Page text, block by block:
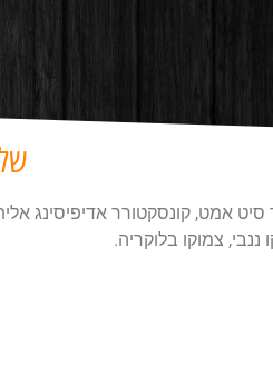
סיט אמט, קונסקטורר אדיפיסינג
צמוקו בלוקריה.